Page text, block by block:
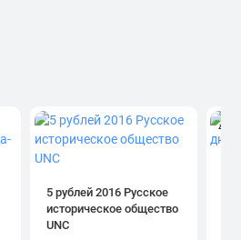
5 рублей 2016 Русское
историческое общество
UNC
4.0